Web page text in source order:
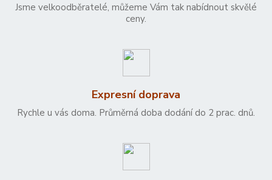
Jsme velkoodběratelé, můžeme Vám tak nabídnout skvělé
ceny.
Expresní doprava
Rychle u vás doma. Průměrná doba dodání do 2 prac. dnů.